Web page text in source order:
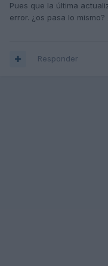
Pues que la última
error. ¿os pasa lo
Responder